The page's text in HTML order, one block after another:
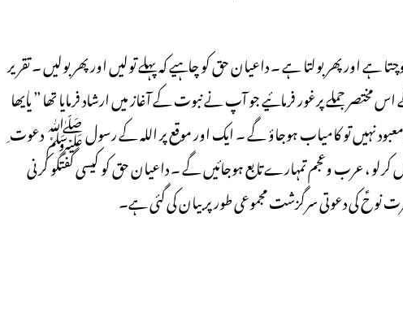
ہے اور پھر بولتا ہے ۔ داعیان حق کو چاہیے کہ پہلے تولیں اور پھر بولیں ۔ تقریر
مختصر جملے پرغور فرمائیے جو آپ نے نبوت کے آغاز میں ارشاد فرمایا تھا ” یاٰیھا
کوئی معبود نہیں تو کامیاب ہوجاؤ گے ۔ ایک اور موقع پر اللہ کے رسول ﷺ دعوت
کرلو ، عرب وعجم تمہارے تابع ہوجائیں گے ۔ داعیان حق کو کیسی گفتگو کرنی
نوحؑ کی دعوتی سرگزشت مجموعی طورپر بیان کی گئی ہے۔